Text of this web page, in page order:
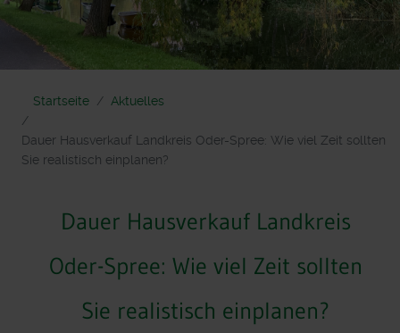
Startseite Aktuelles
Dauer Hausverkauf Landkreis Oder-Spree: Wie viel Zeit sollten
Sie realistisch einplanen?
Dauer Hausverkauf Landkreis
Oder-Spree: Wie viel Zeit sollten
Sie realistisch einplanen?